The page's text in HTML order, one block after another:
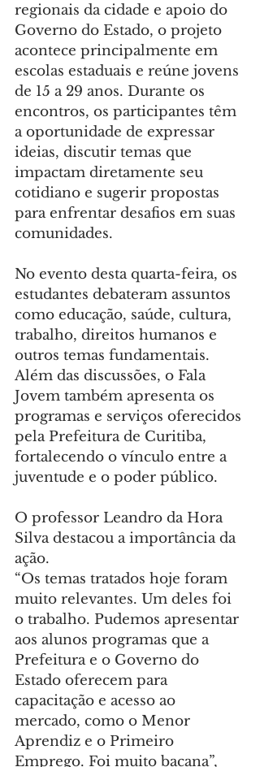
regionais da cidade e apoio do
Governo do Estado, o projeto
acontece principalmente em
escolas estaduais e reúne jovens
de 15 a 29 anos. Durante os
encontros, os participantes têm
a oportunidade de expressar
ideias, discutir temas que
impactam diretamente seu
cotidiano e sugerir propostas
para enfrentar desafios em suas
comunidades.
No evento desta quarta-feira, os
estudantes debateram assuntos
como educação, saúde, cultura,
trabalho, direitos humanos e
outros temas fundamentais.
Além das discussões, o Fala
Jovem também apresenta os
programas e serviços oferecidos
pela Prefeitura de Curitiba,
fortalecendo o vínculo entre a
juventude e o poder público.
O professor Leandro da Hora
Silva destacou a importância da
ação.
“Os temas tratados hoje foram
muito relevantes. Um deles foi
o trabalho. Pudemos apresentar
aos alunos programas que a
Prefeitura e o Governo do
Estado oferecem para
capacitação e acesso ao
mercado, como o Menor
Aprendiz e o Primeiro
Emprego. Foi muito bacana”,